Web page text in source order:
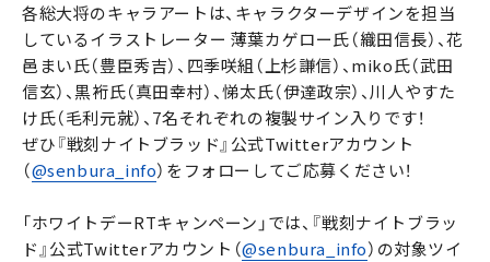
各総大将のキャラアートは、キャラクターデザインを担当
しているイラストレーター 薄葉カゲロー氏（織田信長）、花
邑まい氏（豊臣秀吉）、四季咲組（上杉謙信）、miko氏（武田
信玄）、黒裄氏（真田幸村）、悌太氏（伊達政宗）、川人やすた
け氏（毛利元就）、7名それぞれの複製サイン入りです！
ぜひ『戦刻ナイトブラッド』公式Twitterアカウント
（@senbura_info）をフォローしてご応募ください！
「ホワイトデーRTキャンペーン」では、『戦刻ナイトブラッ
ド』公式Twitterアカウント（@senbura_info）の対象ツイ